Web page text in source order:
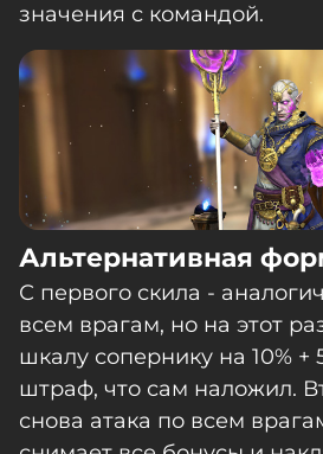
значения с командой.
Альтернативная
С первого скила -
всем врагам, но на этот
шкалу сопернику на 10% +
штраф, что сам наложил.
снова атака по всем